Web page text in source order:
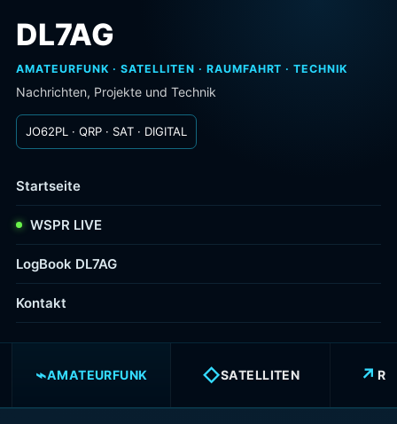
DL7AG
AMATEURFUNK · SATELLITEN · RAUMFAHRT · TECHNIK
Nachrichten, Projekte und Technik
JO62PL · QRP · SAT · DIGITAL
Startseite
WSPR LIVE
LogBook DL7AG
Kontakt
⌁AMATEURFUNK ◇SATELLITEN ↗